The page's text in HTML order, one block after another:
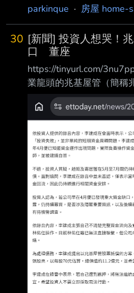
parkinque · 房屋 home-
30 [新聞] 投資人想哭！
口 董座
https://tinyurl.com/
業龍頭的兆基屋管（簡稱
業，17年來，代管租戶
年更獲宏碁集團入股，兆
受本刊專訪時才透露 ，
心喊話「未來10年是包
近日爆出相關公 司趙姬投
公司債無法正常兌付，李
兆基未上市 股票抵債。
導，目前有187名投資人
男子哭訴已投入900萬 ，